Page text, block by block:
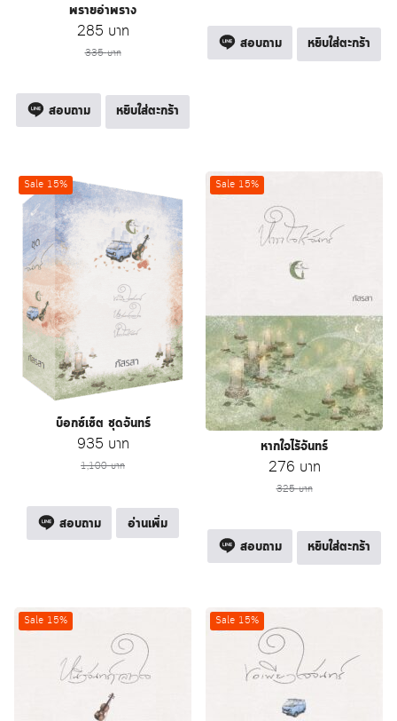
พรายอำพราง
335บาท
Original
price
335 บาท.
285 บาทCurrent
285 บาท.
สอบถาม หยิบใส่ตะกร้า
745 บาท.633 บาท.
สอบถาม หยิบใส่ตะกร้า
Sale 15%
บ็อกซ์เซ็ต ชุดจันทร์
1,100บาท
Original
price
1,100 บาท.
935 บาทCurrent
935 บาท.
สอบถาม อ่านเพิ่ม
Sale 15%
หากใจไร้จันทร์
325บาท
Original
price
325 บาท.
276 บาทCurrent
276 บาท.
สอบถาม หยิบใส่ตะกร้า
Sale 15% Sale 15%